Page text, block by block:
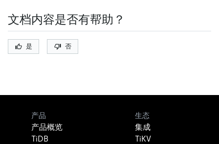
文档内容是否有帮助？
是 否
产品
产品概览
TiDB
生态
集成
TiKV